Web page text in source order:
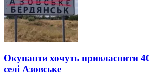
Окупанти хочуть привласнити
селі Азовське